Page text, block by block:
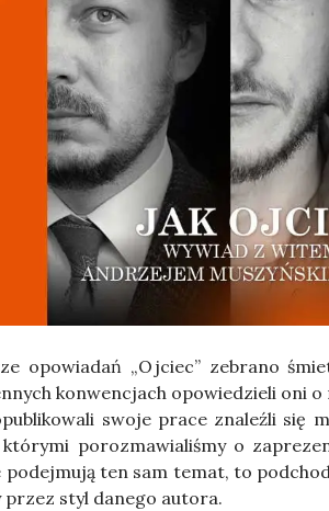
opo­wia­dań „Ojciec” zebra­no
kon­wen­cjach opo­wie­dzie­li oni
swo­je pra­ce zna­leź­li się
któ­ry­mi poroz­ma­wia­li­śmy o
podej­mu­ją ten sam temat, to
styl dane­go auto­ra.